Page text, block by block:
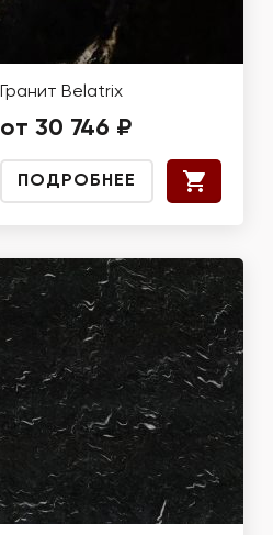
Гранит Belatrix
от 30 746 ₽
ПОДРОБНЕЕ